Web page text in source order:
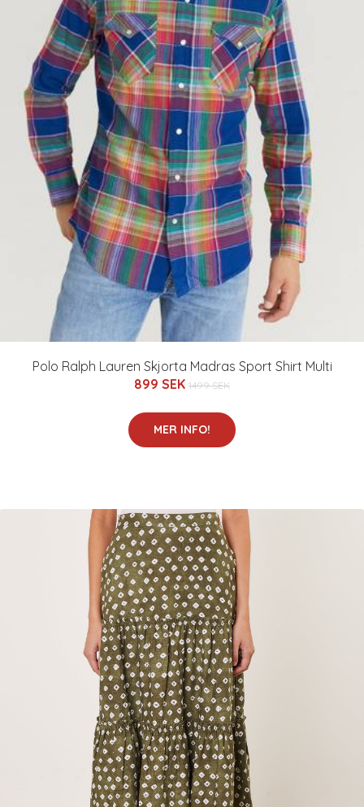
Polo Ralph Lauren Skjorta Madras Sport Shirt Multi
899 SEK 1499 SEK
MER INFO!